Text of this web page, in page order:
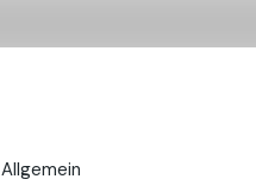
Allgemein